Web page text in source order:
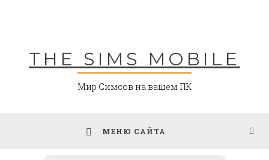
THE SIMS MOBILE
Мир Симсов на вашем ПК
МЕНЮ САЙТА